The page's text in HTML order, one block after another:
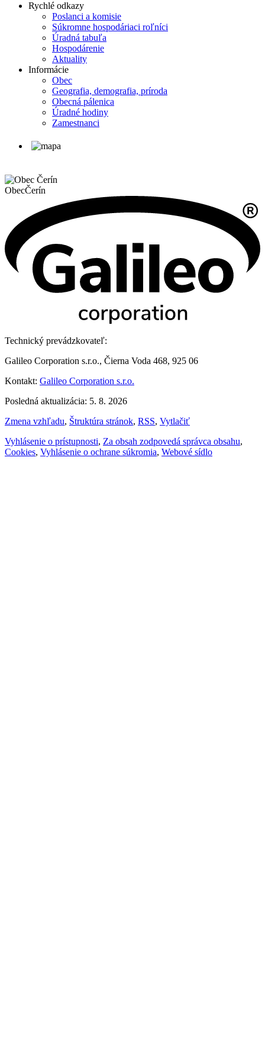
Rychlé odkazy
Poslanci a komisie
Súkromne hospodáriaci roľníci
Úradná tabuľa
Hospodárenie
Aktuality
Informácie
Obec
Geografia, demografia, príroda
Obecná pálenica
Úradné hodiny
Zamestnanci
ObecČerín
Technický prevádzkovateľ:
Galileo Corporation s.r.o., Čierna Voda 468, 925 06
Kontakt: Galileo Corporation s.r.o.
Posledná aktualizácia: 5. 8. 2026
Zmena vzhľadu, Štruktúra stránok, RSS, Vytlačiť
Vyhlásenie o prístupnosti, Za obsah zodpovedá správca obsahu,
Cookies, Vyhlásenie o ochrane súkromia, Webové sídlo